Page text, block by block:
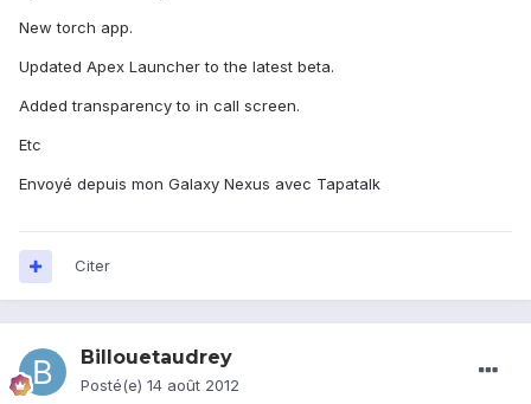
New torch app.
Updated Apex Launcher to the latest beta.
Added transparency to in call screen.
Etc
Envoyé depuis mon Galaxy Nexus avec Tapatalk
Citer
Billouetaudrey
Posté(e) 14 août 2012